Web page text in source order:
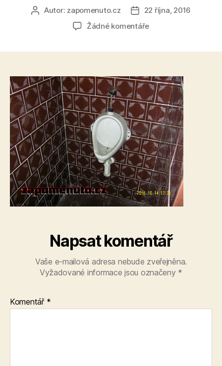
AutorAutor: zapomenuto.cz
Datum
příspěvku
22 října, 2016
Žádné komentářeu
cz-
snv8382100026
Napsat komentář
Vaše e-mailová adresa nebude zveřejněna.
Vyžadované informace jsou označeny *
Komentář *